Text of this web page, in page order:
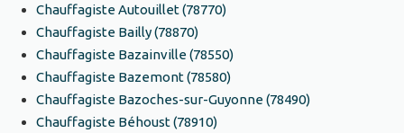
Chauffagiste Autouillet (78770)
Chauffagiste Bailly (78870)
Chauffagiste Bazainville (78550)
Chauffagiste Bazemont (78580)
Chauffagiste Bazoches-sur-Guyonne (78490)
Chauffagiste Béhoust (78910)